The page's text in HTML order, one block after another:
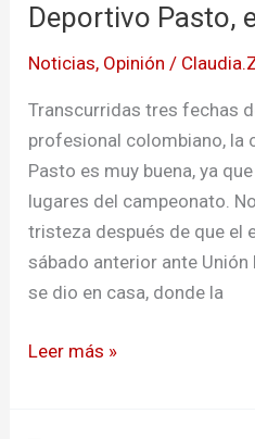
Deportivo Pasto,
Noticias, Opinión /
Transcurridas tres fechas
profesional colombiano, la
Pasto es muy buena, ya
lugares del campeonato.
tristeza después de que el
sábado anterior ante
se dio en casa, donde la
estamos
Leer más »